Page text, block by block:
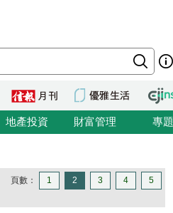
地產投資 財富管理 專題
頁數： 1 2 3 4 5